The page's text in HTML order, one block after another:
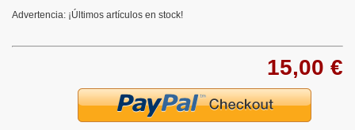
Advertencia: ¡Últimos artículos en stock!
15,00 €